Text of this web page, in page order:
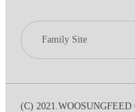
Family Site
(C) 2021.WOOSUNGFEED